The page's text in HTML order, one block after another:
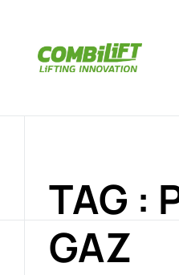
TAG :
GAZ